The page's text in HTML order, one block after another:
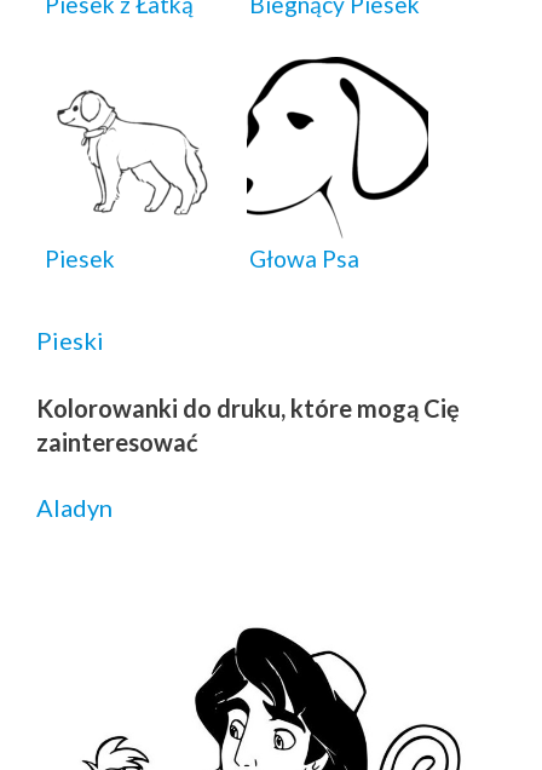
Piesek Głowa Psa
Pieski
Kolorowanki do druku, które mogą Cię
zainteresować
Aladyn